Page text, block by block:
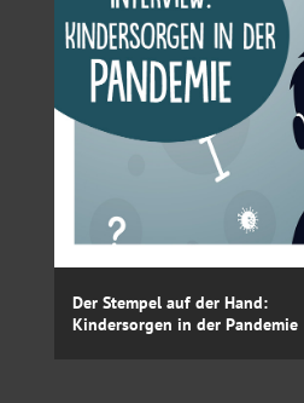
Der Stempel auf der Hand:
Kindersorgen in der Pandemie